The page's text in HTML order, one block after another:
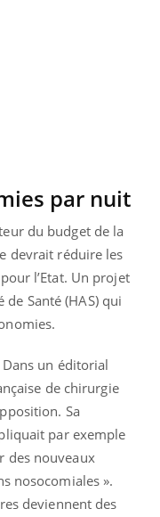
par nuit
du budget de la
devrait réduire les
l’Etat. Un projet
Santé (HAS) qui
un éditorial
de chirurgie
Sa
par exemple
des nouveaux
nosocomiales ».
deviennent des